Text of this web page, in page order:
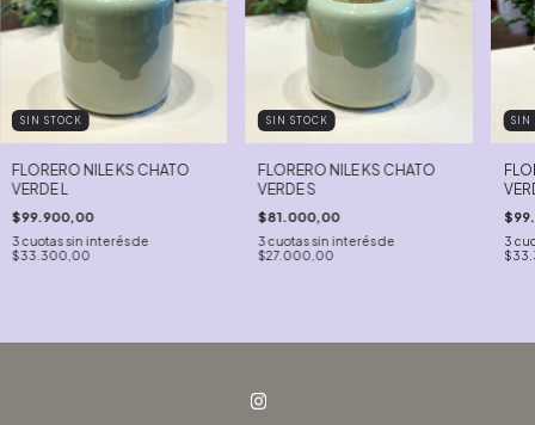
SIN STOCK
FLORERO NILE KS CHATO
VERDE L
$99.900,00
3 cuotas sin interés de
$33.300,00
SIN STOCK
FLORERO NILE KS CHATO
VERDE S
$81.000,00
3 cuotas sin interés de
$27.000,00
SIN
3